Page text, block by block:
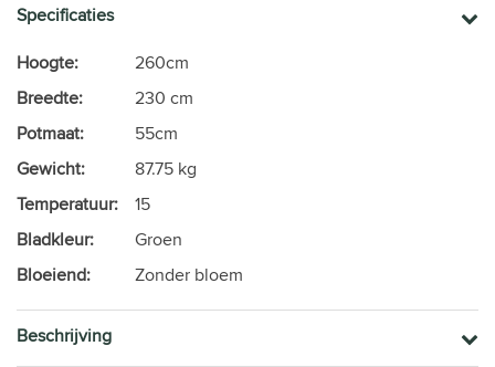
Specificaties
Hoogte:
260cm
Breedte:
230 cm
Potmaat:
55cm
Gewicht:
87.75 kg
Temperatuur:
15
Bladkleur:
Groen
Bloeiend:
Zonder bloem
Beschrijving